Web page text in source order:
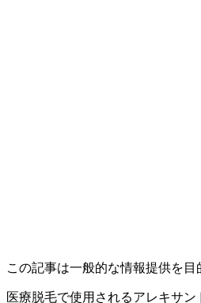
この記事は一般的な情報提供を
医療脱毛で使用されるアレキサ